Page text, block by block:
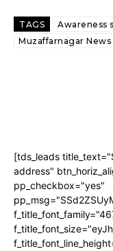
TAGS
Awareness
Muzaffarnagar News
[tds_leads
address"
pp_checkbox="yes"